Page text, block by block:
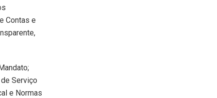
Contas e
Serviço
e Normas